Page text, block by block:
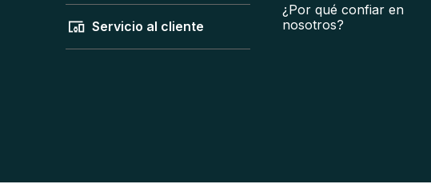
Servicio al cliente
¿Por qué confiar en
nosotros?